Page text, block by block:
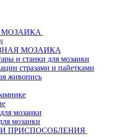
МОЗАИКА
и станки для мозаики
стразами и пайетками
живопись
мозаики
мозаики
ПРИСПОСОБЛЕНИЯ